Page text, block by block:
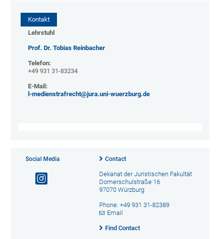
Kontakt
Lehrstuhl
Prof. Dr. Tobias Reinbacher
Telefon:
+49 931 31-83234
E-Mail:
l-medienstrafrecht@jura.uni-wuerzburg.de
Social Media Contact
Dekanat der Juristischen Fakultät
Domerschulstraße 16
97070 Würzburg
Phone: +49 931 31-82389
Email
Find Contact